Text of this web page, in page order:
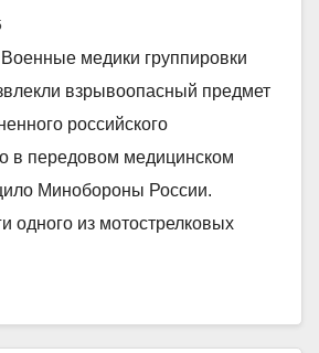
медики группировки
взрывоопасный предмет
российского
в передовом медицинском
Минобороны России.
одного из мотострелковых